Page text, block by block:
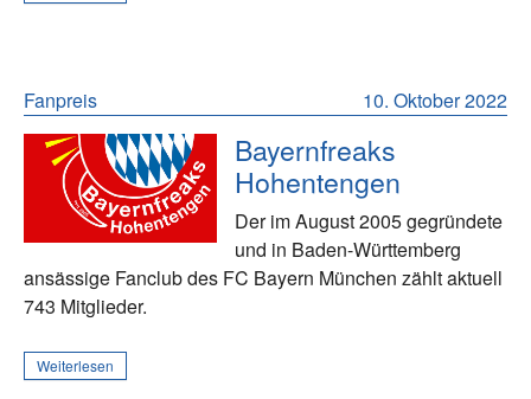
10. Oktober 2022
Fanpreis
Bayernfreaks
Hohentengen
Der im August 2005 gegründete
und in Baden-Württemberg
ansässige Fanclub des FC Bayern München zählt aktuell
743 Mitglieder.
Weiterlesen